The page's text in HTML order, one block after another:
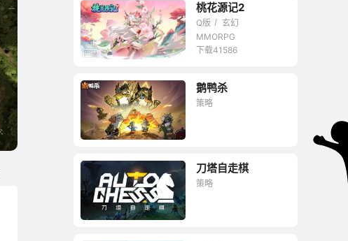
无商城开放交易回合
网游
桃花源记2
Q版
玄幻
MMORPG
下载41586
一款更像“狼人杀”的
《Among us》
鹅鸭杀
策略
刀塔自走棋
策略